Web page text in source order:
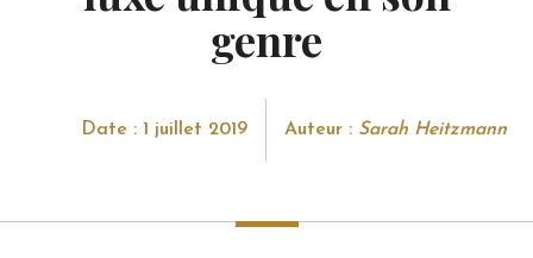
genre
Date : 1 juillet 2019 Auteur : Sarah Heitzmann